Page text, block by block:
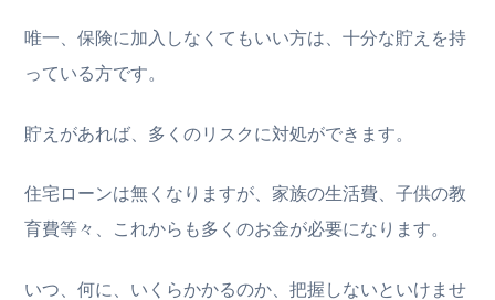
唯一、保険に加入しなくてもいい方は、十分な貯えを持
っている方です。
貯えがあれば、多くのリスクに対処ができます。
住宅ローンは無くなりますが、家族の生活費、子供の教
育費等々、これからも多くのお金が必要になります。
いつ、何に、いくらかかるのか、把握しないといけませ